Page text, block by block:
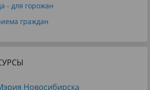
- для горожан
граждан
Новосибирска